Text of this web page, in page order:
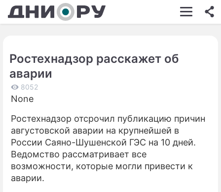
ШОУ-БИЗНЕС
КИНО
ЭКОНОМИКА
ПРОИСШЕСТВИЯ
Ростехнадзор расскажет об
аварии
8052
None
Ростехнадзор отсрочил публикацию причин
августовской аварии на крупнейшей в
России Саяно-Шушенской ГЭС на 10 дней.
Ведомство рассматривает все
возможности, которые могли привести к
аварии.